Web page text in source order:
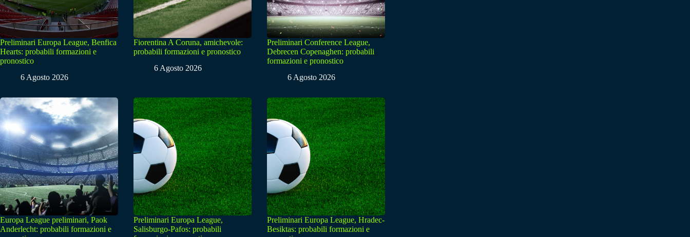
Preliminari Europa League, Benfica
Hearts: probabili formazioni e
pronostico
6 Agosto 2026
Fiorentina A Coruna, amichevole:
probabili formazioni e pronostico
6 Agosto 2026
Preliminari Conference League,
Debrecen Copenaghen: probabili
formazioni e pronostico
6 Agosto 2026
Europa League preliminari, Paok
Anderlecht: probabili formazioni e
Preliminari Europa League,
Salisburgo-Pafos: probabili
Preliminari Europa League, Hradec-
Besiktas: probabili formazioni e